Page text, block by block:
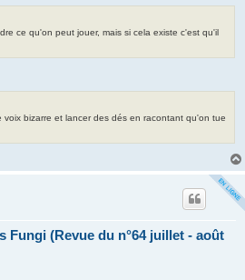
ce qu'on peut jouer, mais si cela existe c'est qu'il
voix bizarre et lancer des dés en racontant qu'on tue
Fungi (Revue du n°64 juillet - août